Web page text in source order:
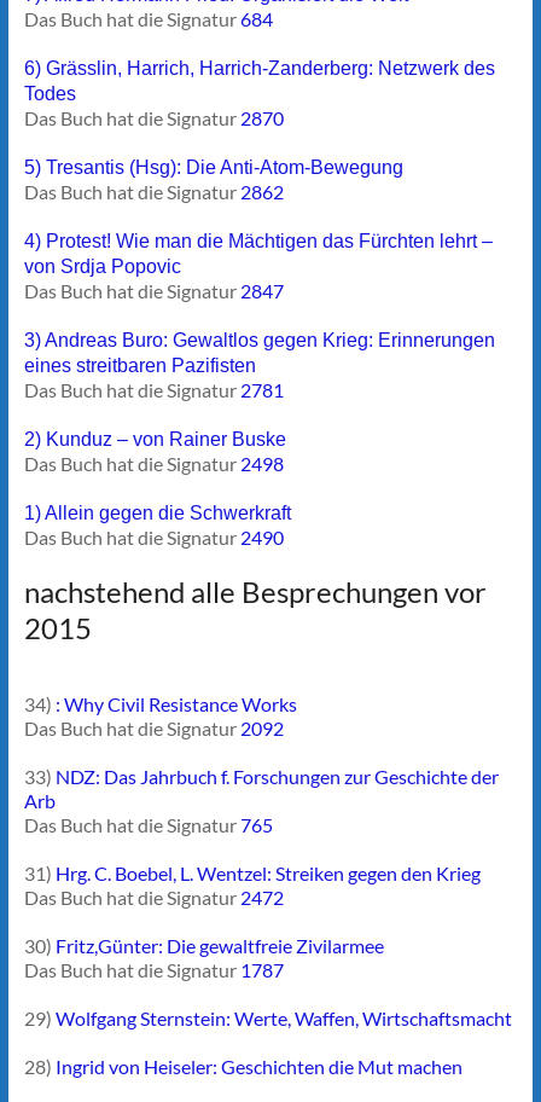
Das Buch hat die Signatur684
6) Grässlin, Harrich, Harrich-Zanderberg: Netzwerk des
Todes
Das Buch hat die Signatur 2870
5) Tresantis (Hsg): Die Anti-Atom-Bewegung
Das Buch hat die Signatur 2862
4) Protest! Wie man die Mächtigen das Fürchten lehrt –
von Srdja Popovic
Das Buch hat die Signatur 2847
3) Andreas Buro: Gewaltlos gegen Krieg: Erinnerungen
eines streitbaren Pazifisten
Das Buch hat die Signatur 2781
2) Kunduz – von Rainer Buske
Das Buch hat die Signatur 2498
1) Allein gegen die Schwerkraft
Das Buch hat die Signatur 2490
nachstehend alle Besprechungen vor
2015
34) : Why Civil Resistance Works
Das Buch hat die Signatur 2092
33) NDZ: Das Jahrbuch f. Forschungen zur Geschichte der
Arb
Das Buch hat die Signatur765
31) Hrg. C. Boebel, L. Wentzel: Streiken gegen den Krieg
Das Buch hat die Signatur 2472
30) Fritz,Günter: Die gewaltfreie Zivilarmee
Das Buch hat die Signatur 1787
29) Wolfgang Sternstein: Werte, Waffen, Wirtschaftsmacht
28) Ingrid von Heiseler: Geschichten die Mut machen